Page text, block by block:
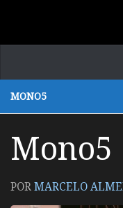
MONO5
Mono5
PORMARCELO